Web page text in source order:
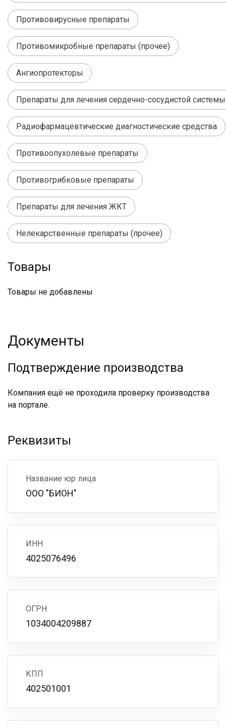
Противовирусные препараты
Противомикробные препараты (прочее)
Ангиопротекторы
Препараты для лечения сердечно-сосудистой
Радиофармацевтические диагностические средства
Противоопухолевые препараты
Противогрибковые препараты
Препараты для лечения ЖКТ
Нелекарственные препараты (прочее)
Товары
Товары не добавлены
Документы
Подтверждение производства
Компания ещё не проходила проверку производства
на портале.
Реквизиты
Название юр лица
ООО "БИОН"
ИНН
4025076496
ОГРН
1034004209887
КПП
402501001